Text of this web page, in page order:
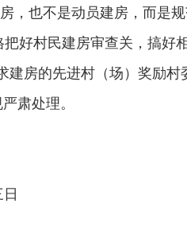
，也不是动员建房，而是规
好村民建房审查关，搞好
建房的先进村（场）奖励
肃处理。